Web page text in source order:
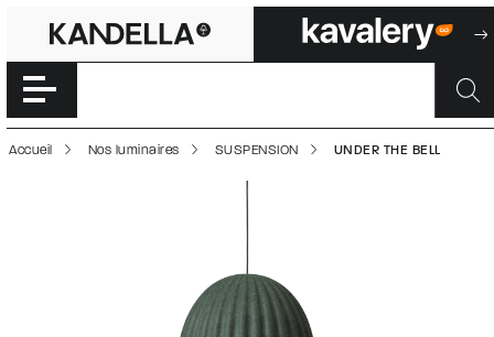
UNDER THE
Accéder directement au contenu de la page
Accueil Nos luminaires SUSPENSION UNDER THE BELL